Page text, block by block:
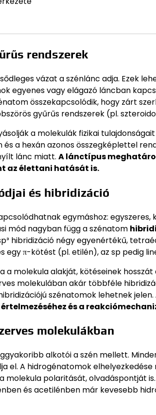
rendszerek
vázat a szénlánc adja. Ezek
egyenes vagy elágazó láncban
összekapcsolódik, hogy zárt
gyűrűs rendszerek (pl.
a molekulák fizikai
a hexán azonos összegképlettel
lánc miatt. A lánctípus
az élettani hatását is.
és hibridizáció
egymáshoz: egyszeres,
mód nagyban függ a szénatom
hibridizáció négy egyenértékű,
egy π-kötést (pl. etilén), az sp pedig
molekula alakját, kötéseinek
molekulában akár többféle
szénatomok lehetnek jelen.
és a
molekulákban
alkotói a szén mellett.
el. A hidrogénatomok
polaritását, olvadáspontját
és acetilénben már kevesebb